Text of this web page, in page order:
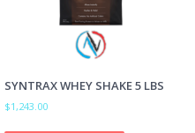
SYNTRAX WHEY SHAKE 5 LBS
$1,243.00